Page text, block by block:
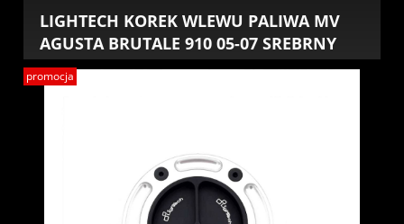
LIGHTECH KOREK WLEWU PALIWA MV
AGUSTA BRUTALE 910 05-07 SREBRNY
promocja